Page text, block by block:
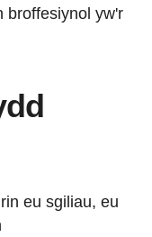
broffesiynol yw'r
eu sgiliau, eu